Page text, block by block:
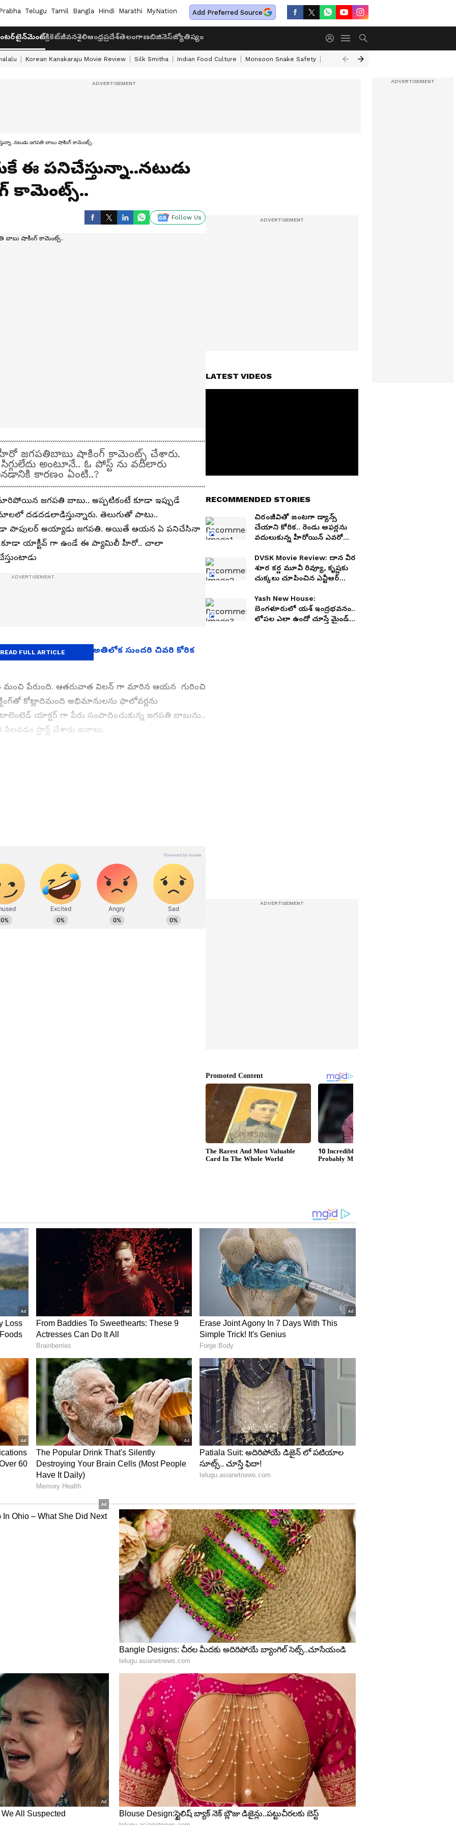
Telugu Tamil Bangla Hindi Marathi MyNation Add Preferred Source
క్రికెట్జీవనశైలిఆంధ్రప్రదేశ్తెలంగాణబిజినెస్జ్యోతిష్యం
Korean Kanakaraju Movie Review Silk Smitha Indian Food Culture Monsoon Snake Safety Akkineni Nageswara Rao
జగపతి బాబు షాకింగ్ కామెంట్స్..
ఈ పనిచేస్తున్నా..నటుడు
కామెంట్స్..
Follow Us
జగపతిబాబు షాకింగ్ కామెంట్స్ చేశారు.
అంటూనే.. ఓ పోస్ట్ ను వదిలారు
కారణం ఏంటి..?
మారిపోయిన జగపతి బాబు.. అప్పటికంటే కూడా ఇప్పుడే
దడదడలాడిస్తున్నారు. తెలుగుతో పాటు..
పాపులర్ అయ్యాడు జగపతి. అయితే ఆయన ఏ పనిచేసినా
యాక్టీవ్ గా ఉండే ఈ ప్యామిలీ హీరో.. చాలా
జాన్వీ కపూర్.. అతిలోక సుందరి చివరి కోరిక
మంచి పేరుంది. ఆతరువాత విలన్ గా మారిన ఆయన గురించి
కోట్లాదిమంది అభిమానులను ఫాలోవర్లను
యాక్టర్‌ గా పేరు సంపాదించుకున్న జగపతి బాబును..
స్టార్ట్ చేశారు జనాలు.
పాటు రుద్రంగి సినిమాతో ప్రేక్ష‌కుల ముందుకు
మంచి సక్సెస్ ను సాధించాయి. ఇక వరుసగా జగ్గుబాయికి
ఆయన సలార్ 2 సినిమాలో నటిస్తున్నారు. ఈ సినిమాతో పాటు
తమిళంలో కూడా జగపతిబాబు బిజీ అయ్యారు.
READ FULL ARTICLE
LATEST VIDEOS
RECOMMENDED STORIES
చిరంజీవితో జంటగా డ్యాన్స్
చేయాని కోరిక.. రెండు ఆఫర్లను
వదులుకున్న హీరోయిన్ ఎవరో
DVSK Movie Review: దాన వీర
శూర కర్ణ మూవీ రివ్యూ, కృష్ణకు
చుక్కలు చూపించిన ఎన్టీఆర్
Yash New House:
బెంగళూరులో యశ్ ఇంద్రభవనం..
లోపల ఎలా ఉందో చూస్తే మైండ్